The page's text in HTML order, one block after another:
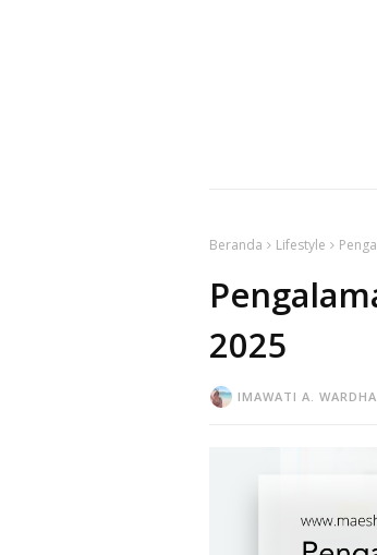
Beranda Lifestyle
2025
IMAWATI A.